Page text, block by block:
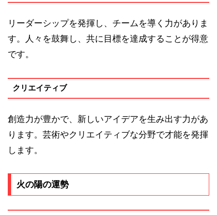
リーダーシップを発揮し、チームを導く力がありま
す。人々を鼓舞し、共に目標を達成することが得意
です。
クリエイティブ
創造力が豊かで、新しいアイデアを生み出す力があ
ります。芸術やクリエイティブな分野で才能を発揮
します。
火の陽の運勢